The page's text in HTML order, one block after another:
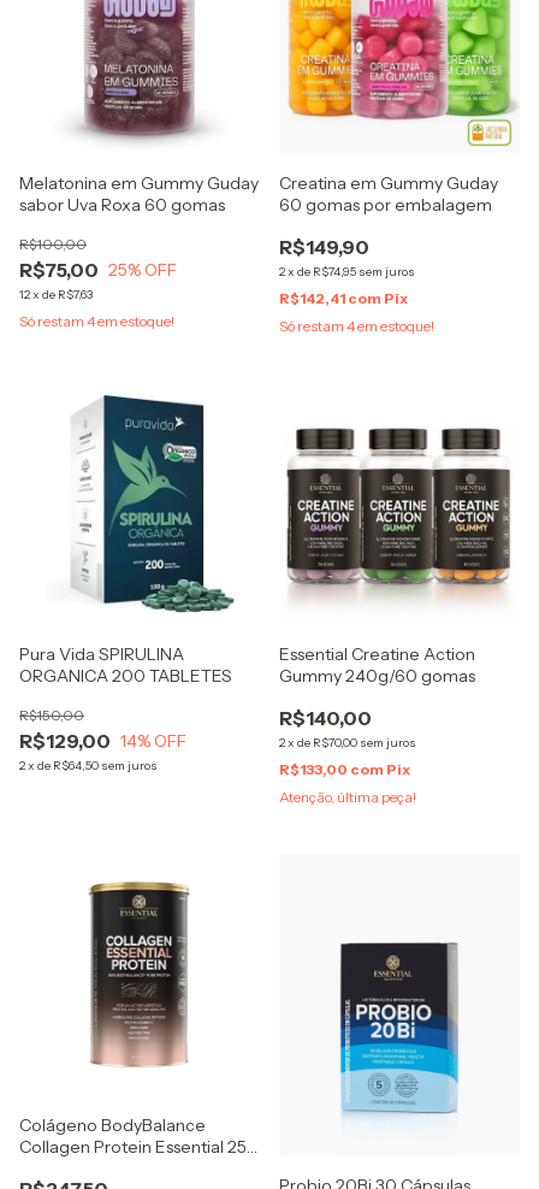
Melatonina em Gummy Guday
sabor Uva Roxa 60 gomas
R$75,00
R$100,00
25% OFF
12x de R$7,63
Só restam 4em estoque!
Creatina em Gummy Guday
60 gomas por embalagem
R$149,90
2x de R$74,95 sem juros
R$142,41 com Pix
Só restam 4em estoque!
Pura Vida SPIRULINA
ORGANICA 200 TABLETES
R$129,00
R$150,00
14% OFF
2x de R$64,50 sem juros
Essential Creatine Action
Gummy 240g/60 gomas
R$140,00
2x de R$70,00 sem juros
R$133,00 com Pix
Atenção, última peça!
Colágeno BodyBalance
Collagen Protein Essential 25